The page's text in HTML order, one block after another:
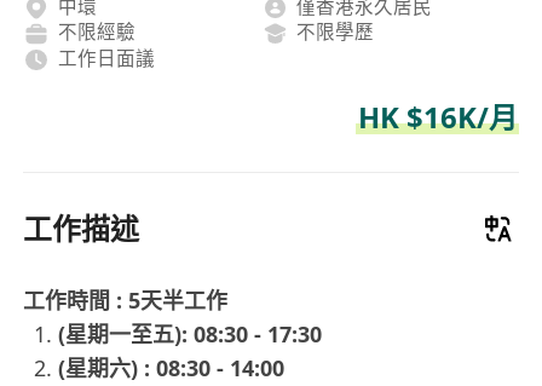
中環
僅香港永久居民
不限經驗
不限學歷
工作日面議
HK $16K/月
工作描述
工作時間 : 5天半工作
(星期一至五): 08:30 - 17:30
(星期六) : 08:30 - 14:00